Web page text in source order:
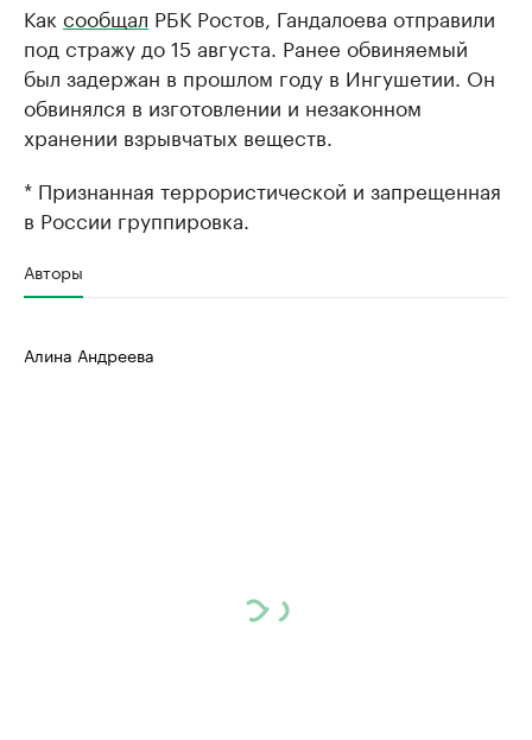
Как сообщал РБК Ростов, Гандалоева отправили
под стражу до 15 августа. Ранее обвиняемый
был задержан в прошлом году в Ингушетии. Он
обвинялся в изготовлении и незаконном
хранении взрывчатых веществ.
* Признанная террористической и запрещенная
в России группировка.
Авторы
Алина Андреева